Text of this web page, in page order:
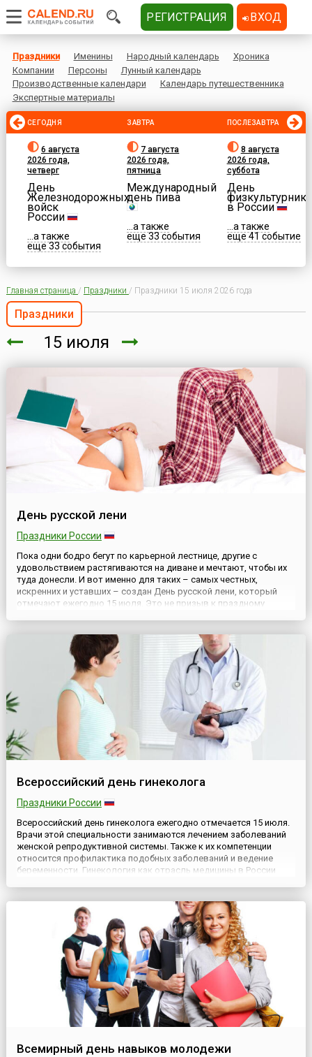
Праздники Именины Народный календарь
Хроника
Компании
Персоны
Лунный календарь
Производственные календари
Календарь путешественника
Экспертные материалы
СЕГОДНЯ
6 августа
2026 года,
четверг
День
Железнодорожных
войск
России
...а также
еще 33 события
ЗАВТРА
7 августа
2026 года,
пятница
Международный
день пива
...а также
еще 33 события
ПОСЛЕЗАВТРА
8 августа
2026 года,
суббота
День
физкультурника
в России
...а также
еще 41 событие
Главная страница / Праздники / Праздники 15 июля 2026 года
Праздники
15 июля
День русской лени
Праздники России
Пока одни бодро бегут по карьерной лестнице, другие с
удовольствием растягиваются на диване и мечтают, чтобы их
туда донесли. И вот именно для таких – самых честных,
искренних и уставших – создан День русской лени, который
отмечают ежегодно 15 июля. Это не призыв к праздному
расстановко...
Всероссийский день гинеколога
Праздники России
Всероссийский день гинеколога ежегодно отмечается 15 июля.
Врачи этой специальности занимаются лечением заболеваний
женской репродуктивной системы. Также к их компетенции
относится профилактика подобных заболеваний и ведение
беременности. Гинекология как отрасль медицины в России
Всемирный день навыков молодежи
РЕГИСТРАЦИЯ ВХОД